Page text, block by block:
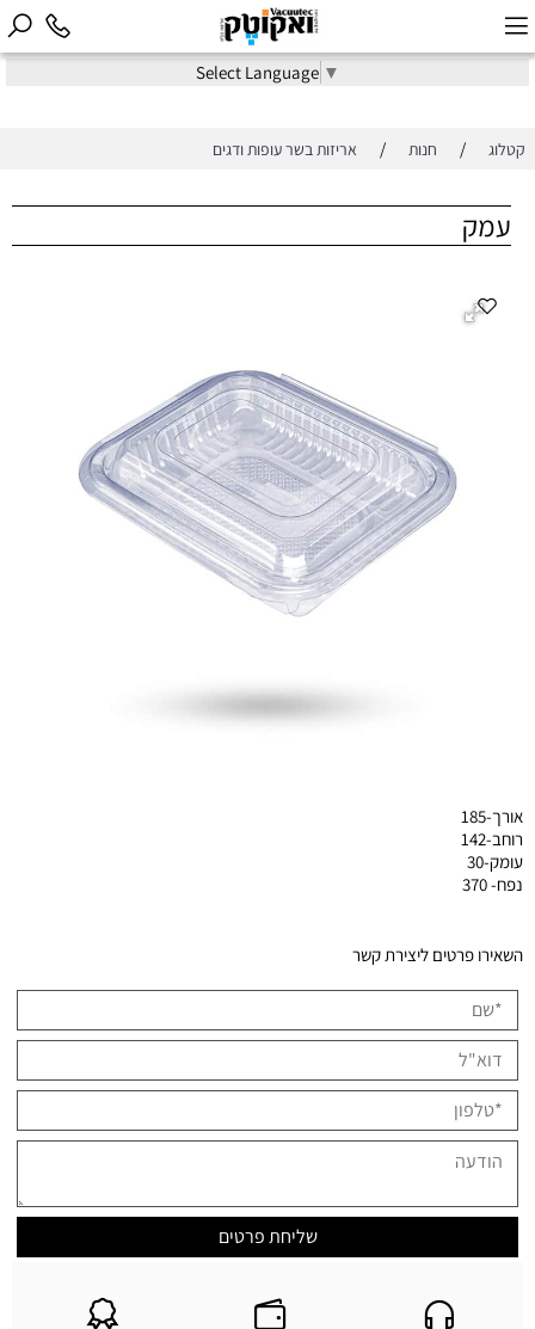
Select Language ▼
קטלוג / חנות / אריזות בשר עופות ודגים
עמק
אורך-185
רוחב-142
עומק-30
נפח- 370
השאירו פרטים ליצירת קשר